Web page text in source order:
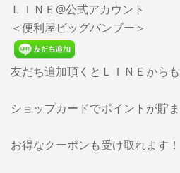
ＬＩＮＥ@公式アカウント
＜便利屋ビッグバンブー＞
友だち追加頂くとＬＩＮＥから
ショップカードでポイントが貯ま
お得なクーポンも受け取れます！